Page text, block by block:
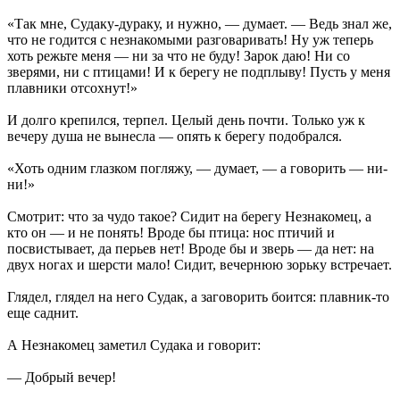
«Так мне, Судаку-дураку, и нужно, — думает. — Ведь знал же,
что не годится с незнакомыми разговаривать! Ну уж теперь
хоть режьте меня — ни за что не буду! Зарок даю! Ни со
зверями, ни с птицами! И к берегу не подплыву! Пусть у меня
плавники отсохнут!»
И долго крепился, терпел. Целый день почти. Только уж к
вечеру душа не вынесла — опять к берегу подобрался.
«Хоть одним глазком погляжу, — думает, — а говорить — ни-
ни!»
Смотрит: что за чудо такое? Сидит на берегу Незнакомец, а
кто он — и не понять! Вроде бы птица: нос птичий и
посвистывает, да перьев нет! Вроде бы и зверь — да нет: на
двух ногах и шерсти мало! Сидит, вечернюю зорьку встречает.
Глядел, глядел на него Судак, а заговорить боится: плавник-то
еще саднит.
А Незнакомец заметил Судака и говорит:
— Добрый вечер!